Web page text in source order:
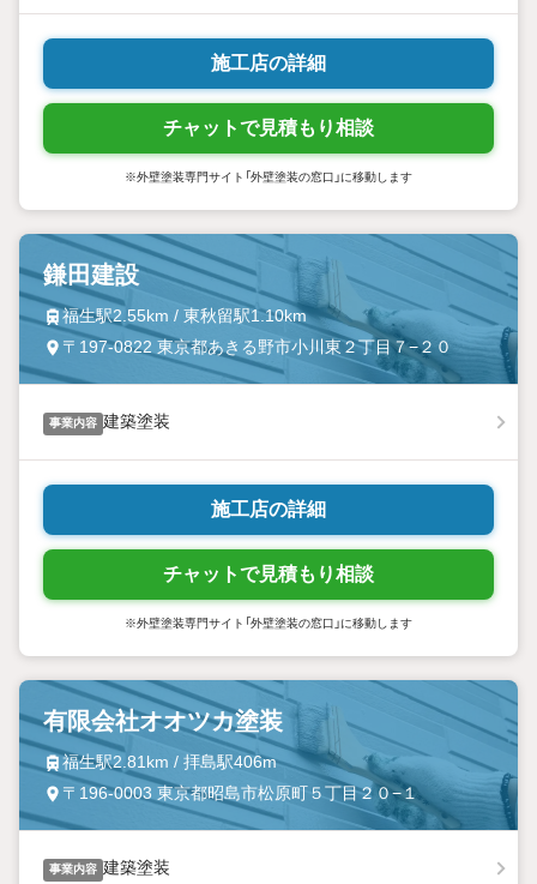
施工店の詳細
チャットで見積もり相談
※外壁塗装専門サイト「外壁塗装の窓口」に移動します
鎌田建設
福生駅2.55km / 東秋留駅1.10km
〒197-0822 東京都あきる野市小川東２丁目７−２０
事業内容 建築塗装
施工店の詳細
チャットで見積もり相談
※外壁塗装専門サイト「外壁塗装の窓口」に移動します
有限会社オオツカ塗装
福生駅2.81km / 拝島駅406m
〒196-0003 東京都昭島市松原町５丁目２０−１
事業内容 建築塗装